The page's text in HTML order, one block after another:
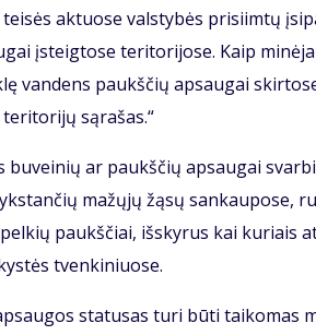
ak­tuo­se vals­ty­bės pri­si­im­tų
įsteig­to­se te­ri­to­ri­jo­se. Kaip
van­dens paukš­čių ap­sau­gai
są­ra­šas.“
bu­vei­nių ar paukš­čių ap­sau­gai
ma­žų­jų žą­sų san­kau­po­se,
paukš­čiai, iš­sky­rus kai ku­riais
tven­ki­niuo­se.
sta­tu­sas tu­ri bū­ti tai­ko­mas